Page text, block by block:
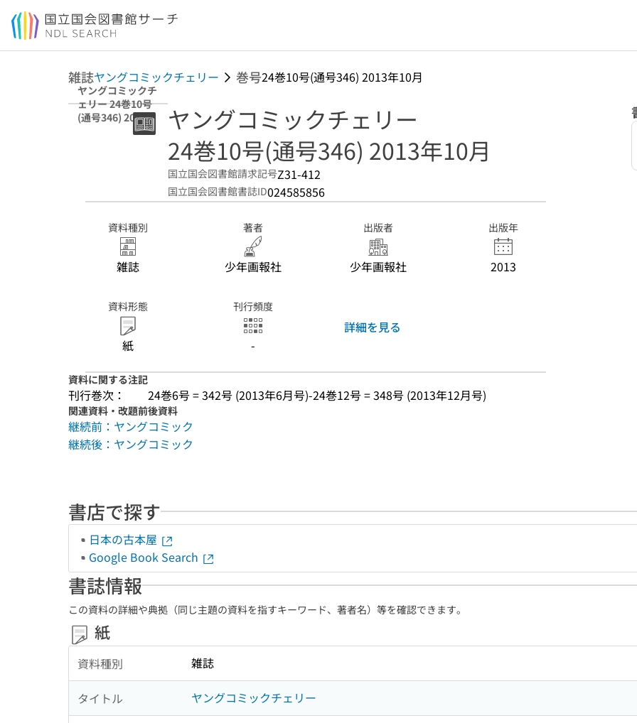
本文へ移動
雑誌ヤングコミックチェリー 巻号24巻10号(通号346) 2013年10月
ヤングコミックチ
ェリー 24巻10号
(通号346) 2013年
ヤングコミックチェリー
24巻10号(通号346) 2013年10月
国立国会図書館請求記号Z31-412
国立国会図書館書誌ID024585856
資料種別
雑誌
著者
少年画報社
出版者
少年画報社
出版年
2013
資料形態
紙
刊行頻度
-
詳細を見る
資料に関する注記
刊行巻次： 24巻6号 = 342号 (2013年6月号)-24巻12号 = 348号 (2013年12月号)
関連資料・改題前後資料
継続前：ヤングコミック
継続後：ヤングコミック
書店で探す
日本の古本屋
Google Book Search
書誌情報
この資料の詳細や典拠（同じ主題の資料を指すキーワード、著者名）等を確認できます。
紙
資料種別 雑誌
タイトル ヤングコミックチェリー